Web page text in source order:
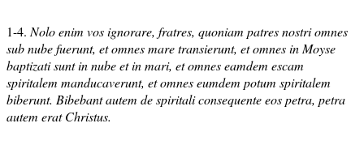
1-4. Nolo enim vos ignorare, fratres, quoniam patres nostri omnes
sub nube fuerunt, et omnes mare transierunt, et omnes in Moyse
baptizati sunt in nube et in mari, et omnes eamdem escam
spiritalem manducaverunt, et omnes eumdem potum spiritalem
biberunt. Bibebant autem de spiritali consequente eos petra, petra
autem erat Christus.